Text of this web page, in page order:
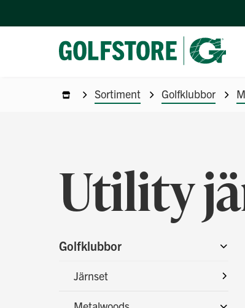
Sortiment Golfklubbor
Utility
Golfklubbor
Järnset